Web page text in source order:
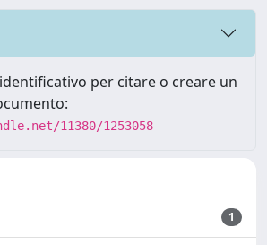
per citare o creare un
11380/1253058
1